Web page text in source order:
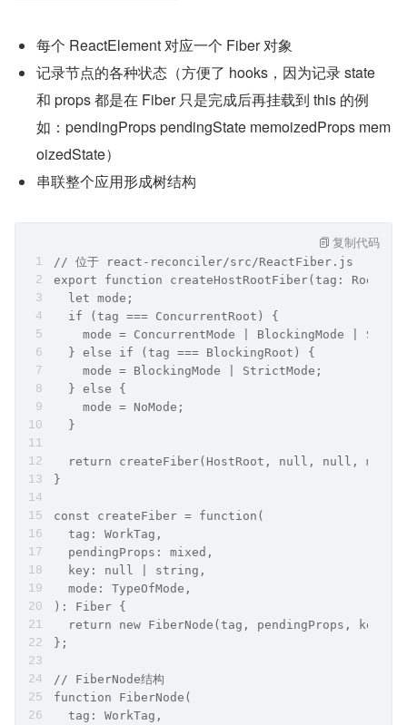
每个 ReactElement 对应一个 Fiber 对象
记录节点的各种状态（方便了 hooks，因为记录 state
和 props 都是在 Fiber 只是完成后再挂载到 this 的例
如：pendingProps pendingState memoizedProps mem
oizedState）
串联整个应用形成树结构
// 位于 react-reconciler/src/ReactFiber.js
export function createHostRootFiber(tag:
  let mode;
  if (tag === ConcurrentRoot) {
mode = ConcurrentMode | BlockingMode |
  } else if (tag === BlockingRoot) {
    mode = BlockingMode | StrictMode;
  } else {
    mode = NoMode;
  }
return createFiber(HostRoot, null, null,
}
const createFiber = function(
  tag: WorkTag,
  pendingProps: mixed,
  key: null | string,
  mode: TypeOfMode,
): Fiber {
return new FiberNode(tag, pendingProps, key,
};
// FiberNode结构
function FiberNode(
  tag: WorkTag,
复制代码